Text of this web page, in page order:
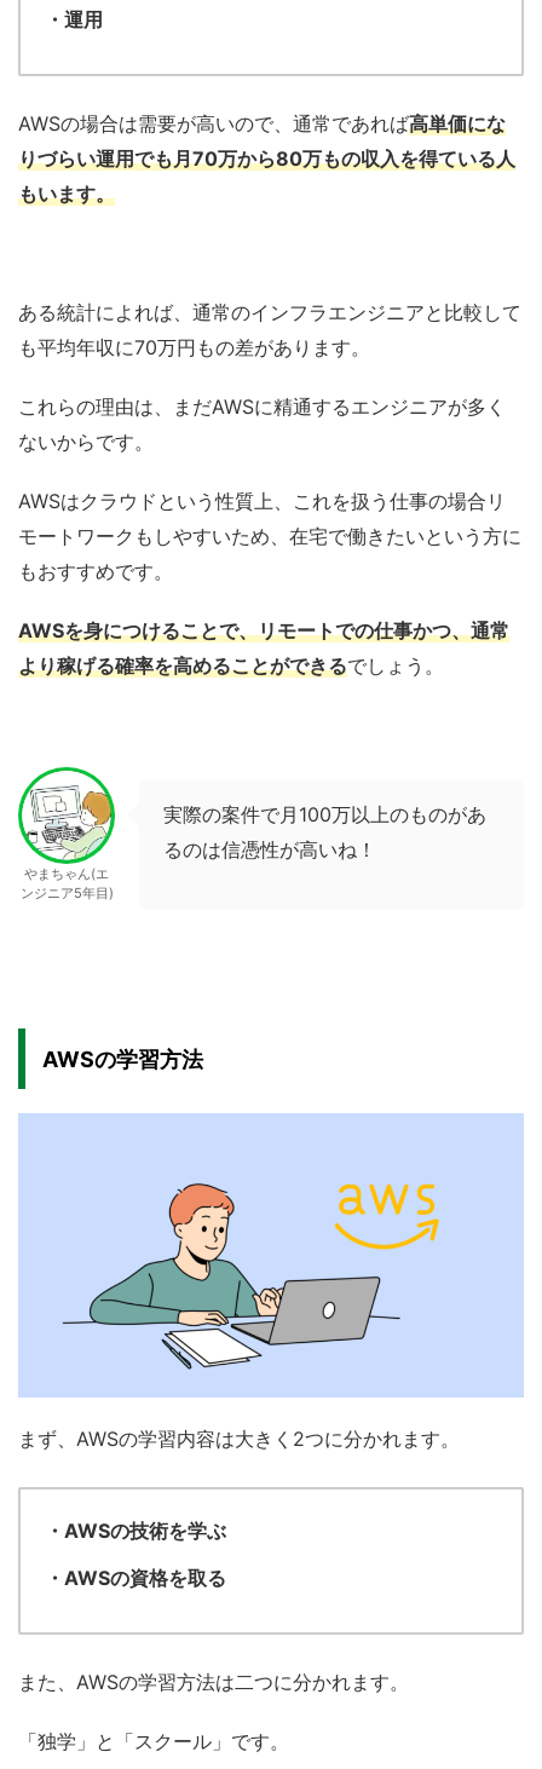
・運用
AWSの場合は需要が高いので、通常であれば高単価にな
りづらい運用でも月70万から80万もの収入を得ている人
もいます。
ある統計によれば、通常のインフラエンジニアと比較して
も平均年収に70万円もの差があります。
これらの理由は、まだAWSに精通するエンジニアが多く
ないからです。
AWSはクラウドという性質上、これを扱う仕事の場合リ
モートワークもしやすいため、在宅で働きたいという方に
もおすすめです。
AWSを身につけることで、リモートでの仕事かつ、通常
より稼げる確率を高めることができるでしょう。
やまちゃん(エ
ンジニア5年目)
実際の案件で月100万以上のものがあ
るのは信憑性が高いね！
AWSの学習方法
まず、AWSの学習内容は大きく2つに分かれます。
・AWSの技術を学ぶ
・AWSの資格を取る
また、AWSの学習方法は二つに分かれます。
「独学」と「スクール」です。